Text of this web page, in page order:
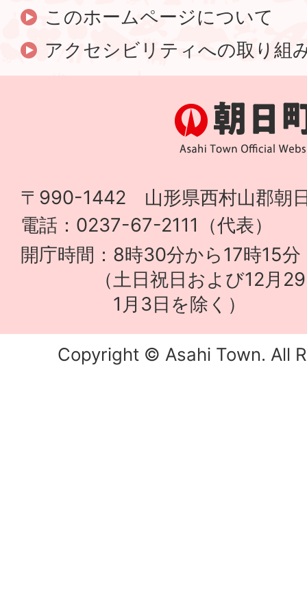
このホームページについて
アクセシビリティへの取り組
〒990-1442 山形県西村山郡朝
電話：0237-67-2111（代表）
開庁時間：8時30分から17時15分
（土日祝日および12月29
1月3日を除く）
Copyright © Asahi Town. All